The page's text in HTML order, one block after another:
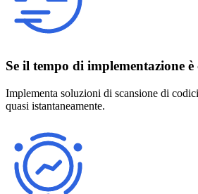
Se il tempo di implementazione
Implementa soluzioni di scansione di
quasi istantaneamente.